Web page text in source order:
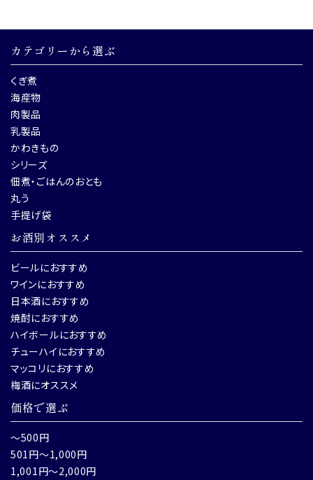
カテゴリーから選ぶ
くぎ煮
海産物
肉製品
乳製品
かわきもの
シリーズ
佃煮・ごはんのおとも
丸う
手提げ袋
お酒別オススメ
ビールにおすすめ
ワインにおすすめ
日本酒におすすめ
焼酎におすすめ
ハイボールにおすすめ
チューハイにおすすめ
マッコリにおすすめ
梅酒にオススメ
価格で選ぶ
～500円
501円～1,000円
1,001円～2,000円